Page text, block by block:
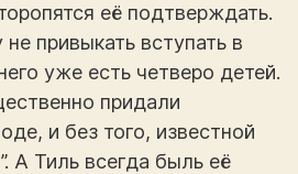
её подтверждать.
привыкать вступать в
уже есть четверо детей.
придали
и без того, известной
А Тиль всегда быль её